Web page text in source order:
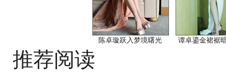
陈卓璇跃入梦境曙光 谭卓鎏金裙裾
推荐阅读